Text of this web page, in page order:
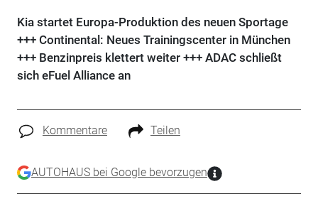
Kia startet Europa-Produktion des neuen Sportage
+++ Continental: Neues Trainingscenter in München
+++ Benzinpreis klettert weiter +++ ADAC schließt
sich eFuel Alliance an
Kommentare Teilen
AUTOHAUS bei Google bevorzugen